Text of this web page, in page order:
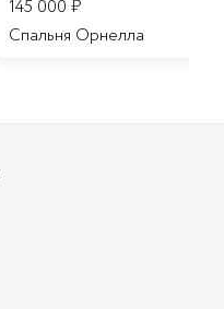
145 000 ₽
Cпальня Орнелла